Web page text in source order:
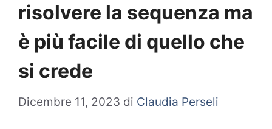
risolvere la sequenza ma
è più facile di quello che
si crede
Dicembre 11, 2023 di Claudia Perseli